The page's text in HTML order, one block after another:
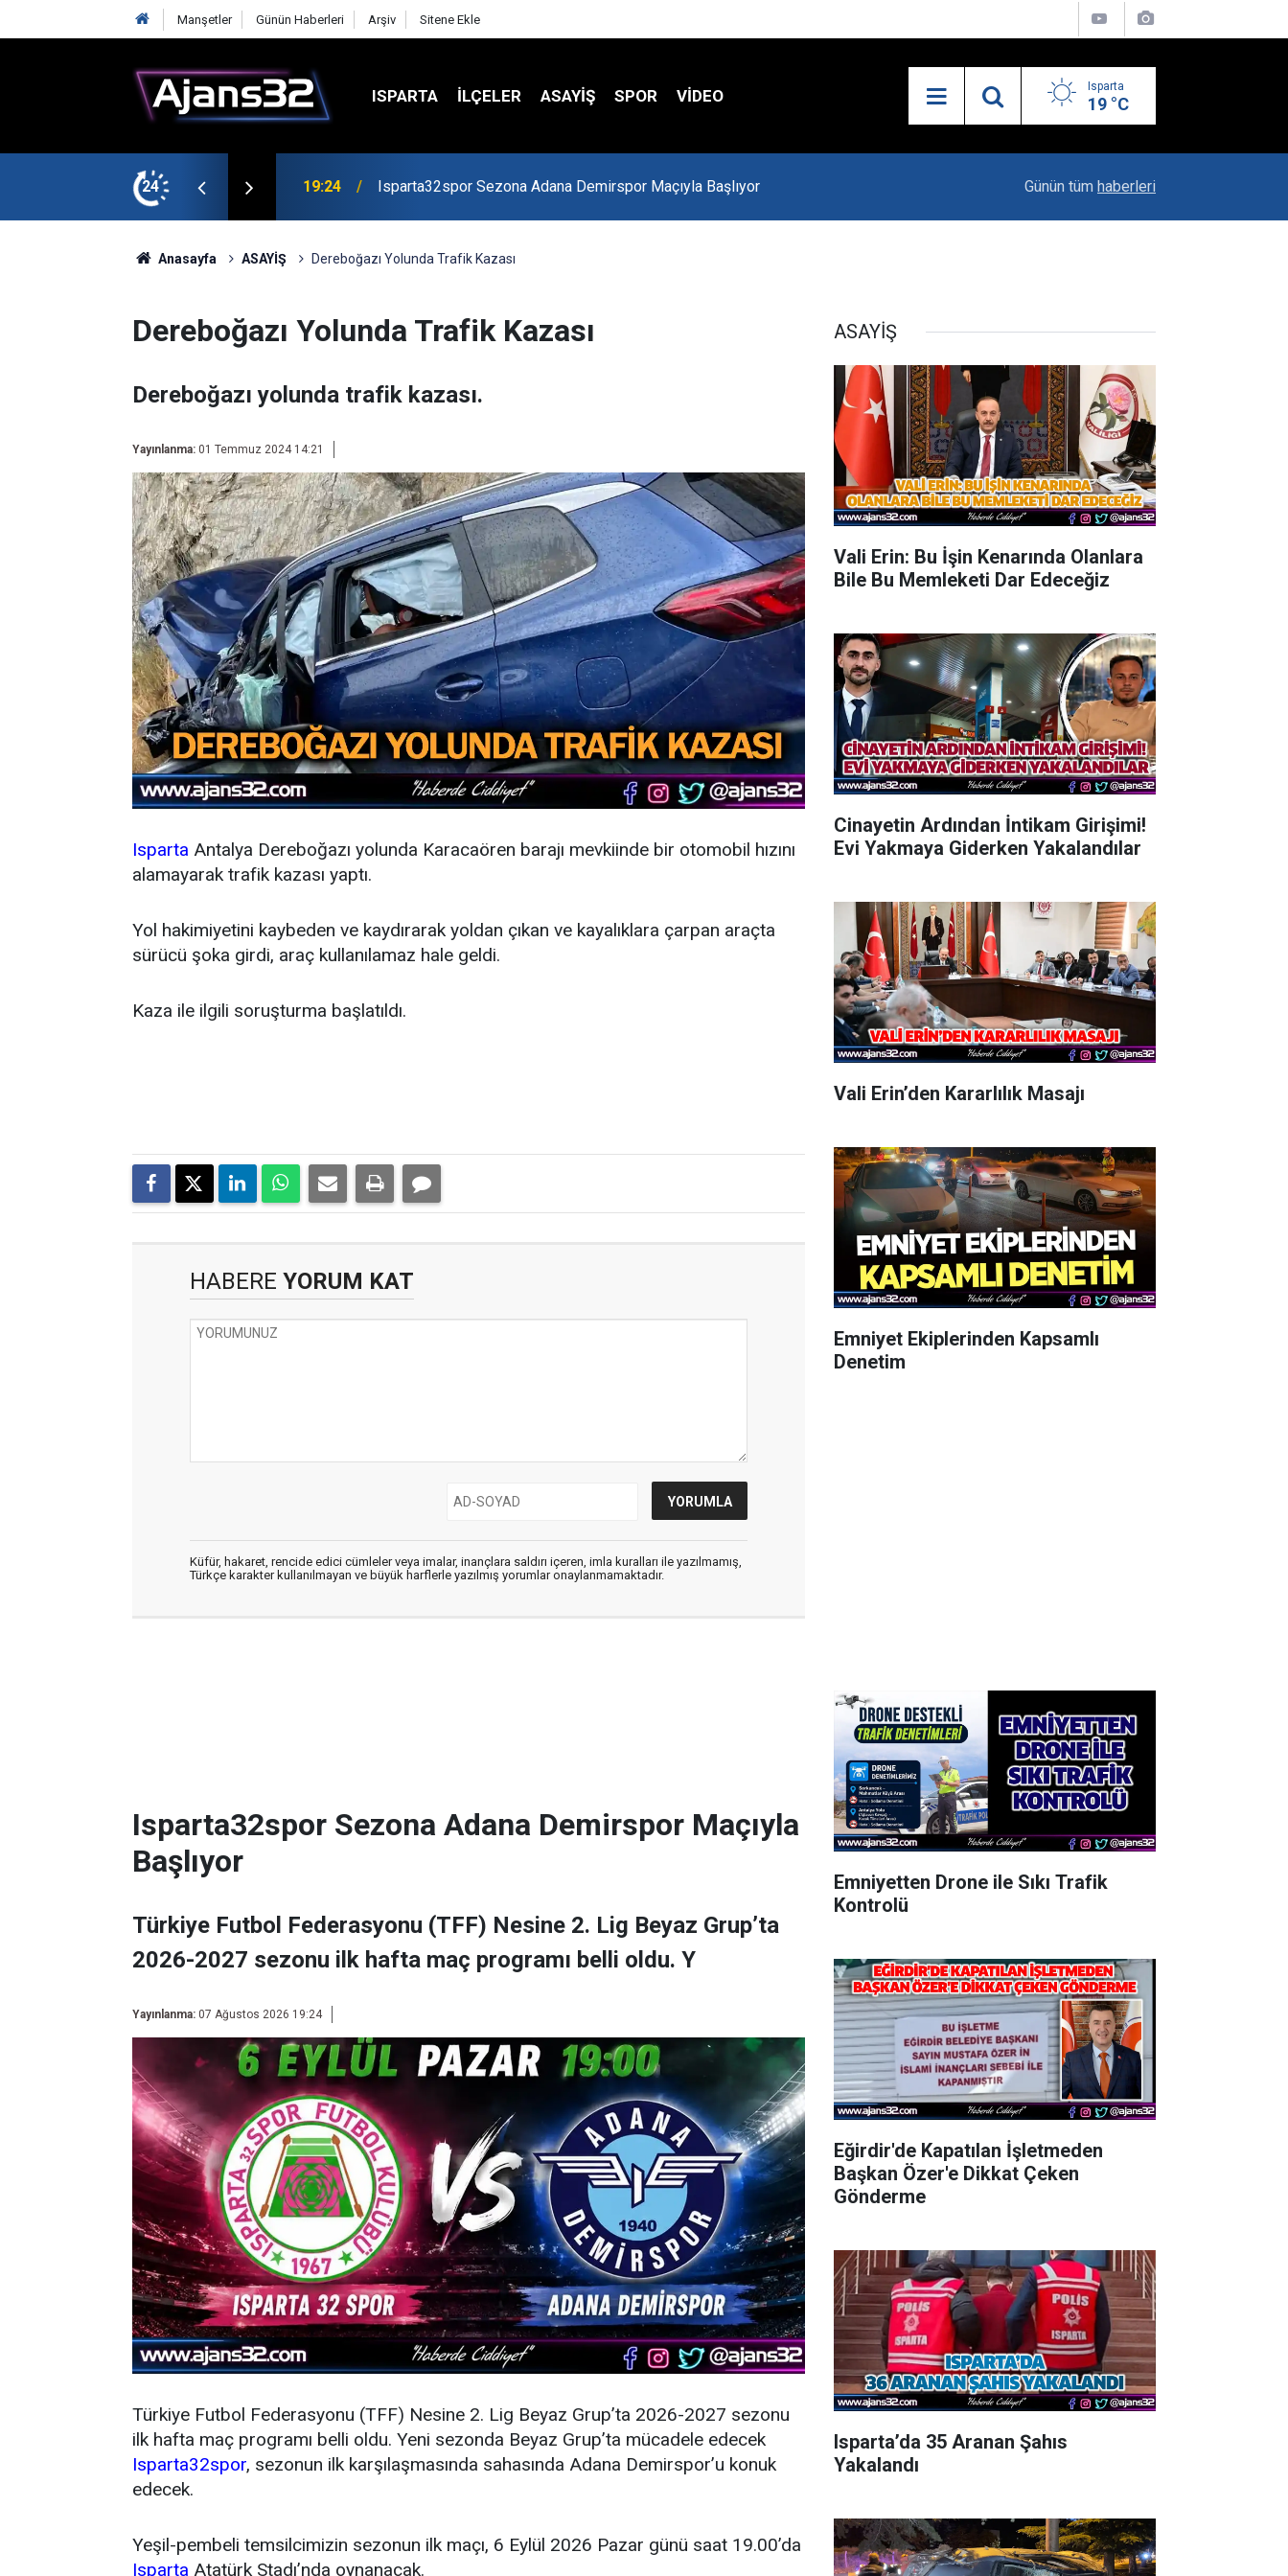
Manşetler Günün Haberleri Arşiv Sitene Ekle
ISPARTA İLÇELER ASAYİŞ SPOR VIDEO Isparta
19 °C
24
Maçıyla Başlıyor 19:22 Isparta Kredi Batağında Vali Erin: Bu İşin Kenarında Olanlara Bile Bu
Günün tüm haberleri
Anasayfa ASAYİŞ Dereboğazı Yolunda Trafik Kazası
Dereboğazı Yolunda Trafik Kazası
Dereboğazı yolunda trafik kazası.
Yayınlanma: 01 Temmuz 2024 14:21
Isparta Antalya Dereboğazı yolunda Karacaören barajı mevkiinde bir otomobil hızını
alamayarak trafik kazası yaptı.
Yol hakimiyetini kaybeden ve kaydırarak yoldan çıkan ve kayalıklara çarpan araçta
sürücü şoka girdi, araç kullanılamaz hale geldi.
Kaza ile ilgili soruşturma başlatıldı.
HABERE YORUM KAT
Küfür, hakaret, rencide edici cümleler veya imalar, inançlara saldırı içeren, imla kuralları ile yazılmamış,
Türkçe karakter kullanılmayan ve büyük harflerle yazılmış yorumlar onaylanmamaktadır.
Isparta32spor Sezona Adana Demirspor Maçıyla
Başlıyor
Türkiye Futbol Federasyonu (TFF) Nesine 2. Lig Beyaz Grup’ta
2026-2027 sezonu ilk hafta maç programı belli oldu. Y
Yayınlanma: 07 Ağustos 2026 19:24
Türkiye Futbol Federasyonu (TFF) Nesine 2. Lig Beyaz Grup’ta 2026-2027 sezonu
ilk hafta maç programı belli oldu. Yeni sezonda Beyaz Grup’ta mücadele edecek
Isparta32spor, sezonun ilk karşılaşmasında sahasında Adana Demirspor’u konuk
edecek.
Yeşil-pembeli temsilcimizin sezonun ilk maçı, 6 Eylül 2026 Pazar günü saat 19.00’da
Isparta Atatürk Stadı’nda oynanacak.
ASAYİŞ
Vali Erin: Bu İşin Kenarında Olanlara
Bile Bu Memleketi Dar Edeceğiz
Cinayetin Ardından İntikam Girişimi!
Evi Yakmaya Giderken Yakalandılar
Vali Erin’den Kararlılık Masajı
Emniyet Ekiplerinden Kapsamlı
Denetim
Emniyetten Drone ile Sıkı Trafik
Kontrolü
Eğirdir'de Kapatılan İşletmeden
Başkan Özer'e Dikkat Çeken
Gönderme
Isparta’da 35 Aranan Şahıs
Yakalandı